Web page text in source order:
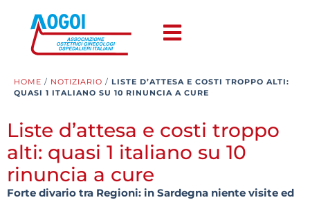
HOME / NOTIZIARIO / LISTE D’ATTESA E COSTI TROPPO ALTI:
QUASI 1 ITALIANO SU 10 RINUNCIA A CURE
Liste d’attesa e costi troppo
alti: quasi 1 italiano su 10
rinuncia a cure
Forte divario tra Regioni: in Sardegna niente visite ed